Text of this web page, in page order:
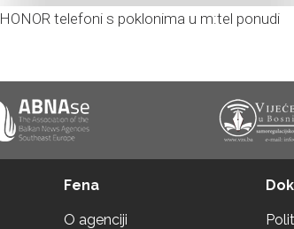
HONOR telefoni s poklonima u m:tel ponudi
Fena
O agenciji